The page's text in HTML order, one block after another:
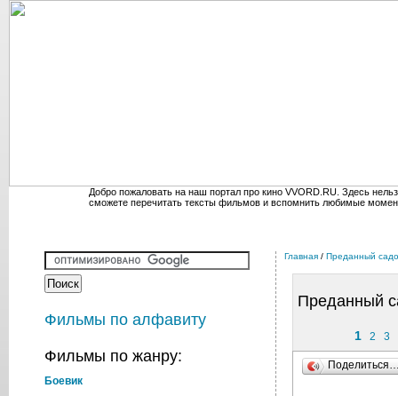
Добро пожаловать на наш портал про кино VVORD.RU. Здесь
сможете перечитать тексты фильмов и вспомнить любимые
Фильмы по алфавиту
Фильмы по жанру:
Боевик
Главная / Преданный
Преданный
1 2 3